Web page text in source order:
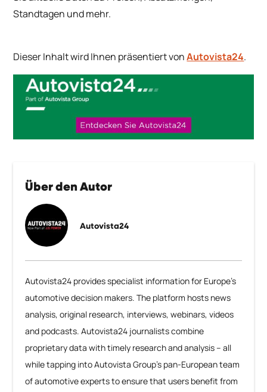
Über den Autor
Autovista24
Autovista24 provides specialist information for Europe’s
automotive decision makers. The platform hosts news
analysis, original research, interviews, webinars, videos
and podcasts. Autovista24 journalists combine
proprietary data with timely research and analysis – all
while tapping into Autovista Group’s pan-European team
of automotive experts to ensure that users benefit from
Standtagen und mehr.
Dieser Inhalt wird Ihnen präsentiert vonAutovista24.